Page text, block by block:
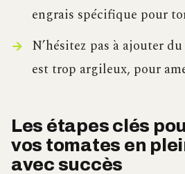
engrais spécifique pour
N’hésitez pas à ajouter
est trop argileux, pour
Les étapes clés
vos tomates en
avec succès